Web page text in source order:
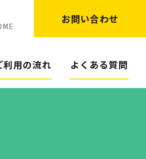
お問い合わせ
利用の流れ よくある質問